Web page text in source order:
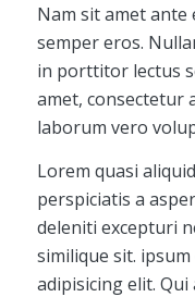
Nam sit amet ante
semper eros.
in porttitor lectus
amet, consectetur
laborum vero
Lorem quasi
perspiciatis a
deleniti excepturi
similique sit.
adipisicing elit.